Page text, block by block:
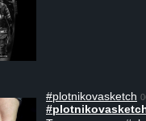
#plotnikovasketch